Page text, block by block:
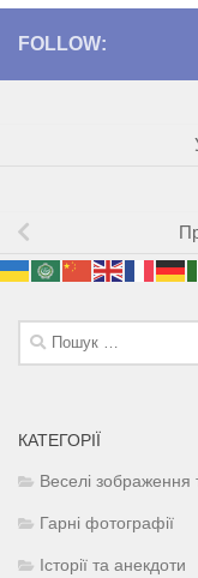
FOLLOW:
Пошук:
КАТЕГОРІЇ
Веселі зображення
Гарні фотографії
Історії та анекдоти